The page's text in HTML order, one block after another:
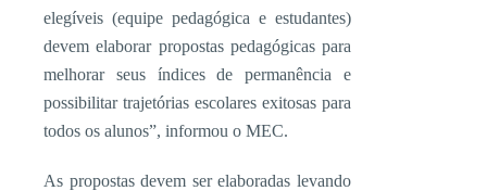
elegíveis (equipe pedagógica e estudantes)
devem elaborar propostas pedagógicas para
melhorar seus índices de permanência e
possibilitar trajetórias escolares exitosas para
todos os alunos”, informou o MEC.
As propostas devem ser elaboradas levando